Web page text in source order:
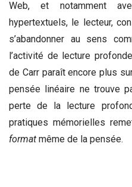
Web, et notamment
hypertextuels, le lecteur,
s’abandonner au sens
l’activité de lecture
de Carr paraît encore plus
pensée linéaire ne trouve
perte de la lecture
pratiques mémorielles
format même de la pensée.